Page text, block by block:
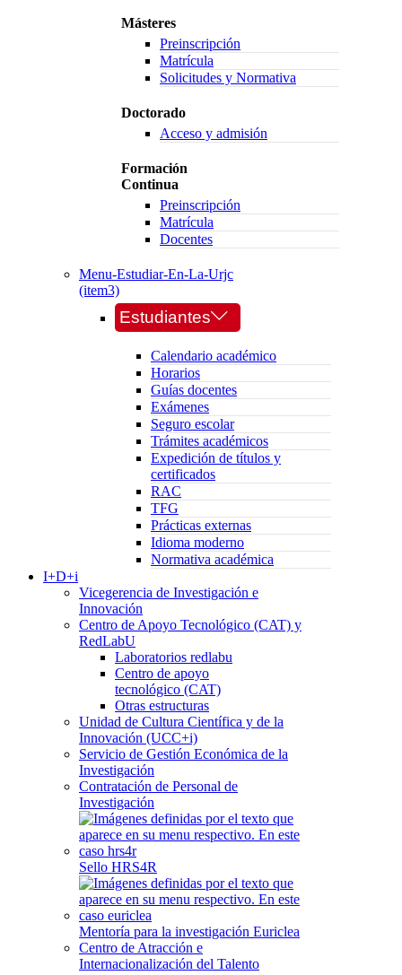
Másteres
Preinscripción
Matrícula
Solicitudes y Normativa
Doctorado
Acceso y admisión
Formación
Continua
Preinscripción
Matrícula
Docentes
Menu-Estudiar-En-La-Urjc
(item3)
Estudiantes
Calendario académico
Horarios
Guías docentes
Exámenes
Seguro escolar
Trámites académicos
Expedición de títulos y
certificados
RAC
TFG
Prácticas externas
Idioma moderno
Normativa académica
I+D+i
Vicegerencia de Investigación e
Innovación
Centro de Apoyo Tecnológico (CAT) y
RedLabU
Laboratorios redlabu
Centro de apoyo
tecnológico (CAT)
Otras estructuras
Unidad de Cultura Científica y de la
Innovación (UCC+i)
Servicio de Gestión Económica de la
Investigación
Contratación de Personal de
Investigación
Sello HRS4R
Mentoría para la investigación Euriclea
Centro de Atracción e
Internacionalización del Talento